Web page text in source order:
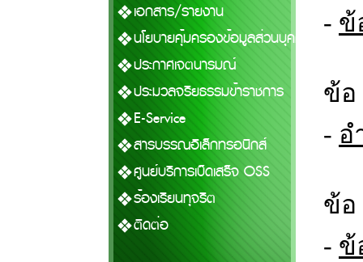
เอกสาร/รายงาน
นโยบายคุ้มครองข้อมูลส่วนบุคคล
ประกาศเจตนารมณ์
ประมวลจริยธรรมข้าราชการ
E-Service
สารบรรณอิเล็กทรอนิกส์
ศูนย์บริการเบ็ดเสร็จ OSS
ร้องเรียนทุจริต
ติดต่อ
- ข้
ข้อ
- อ
ข้อ
- ข้